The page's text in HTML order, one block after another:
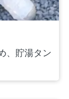
、貯湯タン